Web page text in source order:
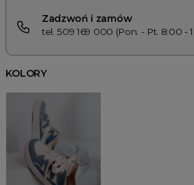
Zadzwoń i zamów
tel. 509 169 000 (Pon. - Pt. 8:00 -
KOLORY